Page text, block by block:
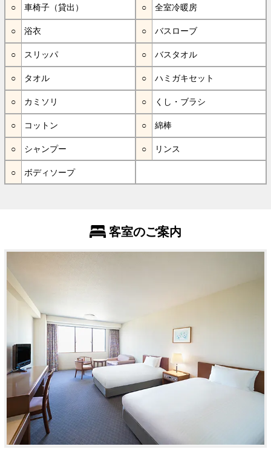
車椅子（貸出） 全室冷暖房
浴衣 バスローブ
スリッパ バスタオル
タオル ハミガキセット
カミソリ くし・ブラシ
コットン 綿棒
シャンプー リンス
ボディソープ
客室のご案内